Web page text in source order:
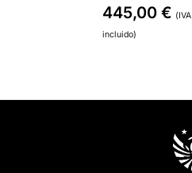
445,00 € (IVA
incluido)